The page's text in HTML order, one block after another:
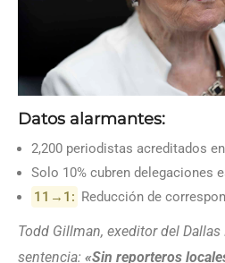
Datos alarmantes:
2,200 periodistas acreditados
Solo 10% cubren delegaciones
11→1: Reducción de
Todd Gillman, exeditor del
sentencia: «Sin reporteros